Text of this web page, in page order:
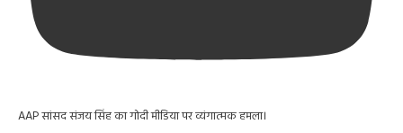
AAP सांसद संजय सिंह का गोदी मीडिया पर व्यंगात्मक हमला।